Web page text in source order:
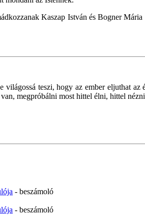
Kaszap István és Bogner
világossá teszi, hogy az ember eljuthat
megpróbálni most hittel élni, hittel
- beszámoló
- beszámoló